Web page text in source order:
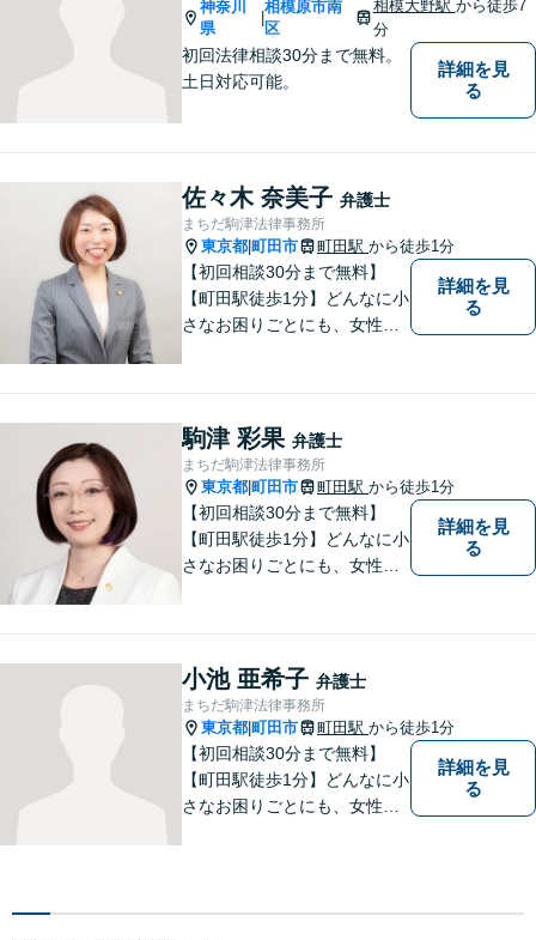
神奈川
県
相模原市南
区
相模大野駅 から徒歩7
分
初回法律相談30分まで無料。
土日対応可能。
詳細を見
る
佐々木 奈美子 弁護士
まちだ駒津法律事務所
東京都 町田市 町田駅 から徒歩1分
【初回相談30分まで無料】
【町田駅徒歩1分】どんなに小
さなお困りごとにも、女性弁
詳細を見
る
駒津 彩果 弁護士
まちだ駒津法律事務所
東京都 町田市 町田駅 から徒歩1分
【初回相談30分まで無料】
【町田駅徒歩1分】どんなに小
さなお困りごとにも、女性弁
詳細を見
る
小池 亜希子 弁護士
まちだ駒津法律事務所
東京都 町田市 町田駅 から徒歩1分
【初回相談30分まで無料】
【町田駅徒歩1分】どんなに小
さなお困りごとにも、女性弁
詳細を見
る